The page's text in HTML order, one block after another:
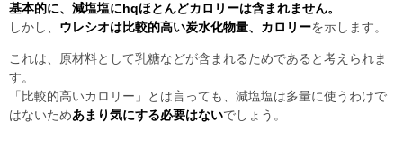
基本的に、減塩塩にhqほとんどカロリーは含まれません。
しかし、 ウレシオは比較的高い炭水化物量、カロリーを示します。
これは、原材料として乳糖などが含まれるためであると考えられま
す。
「比較的高いカロリー」とは言っても、減塩塩は多量に使うわけで
はないためあまり気にする必要はないでしょう。